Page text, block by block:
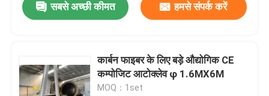
सबसे अच्छी कीमत हमसे संपर्क करें
कार्बन फाइबर के लिए बड़े औद्योगिक CE
कम्पोजिट आटोक्लेव φ 1.6MX6M
MOQ：1set